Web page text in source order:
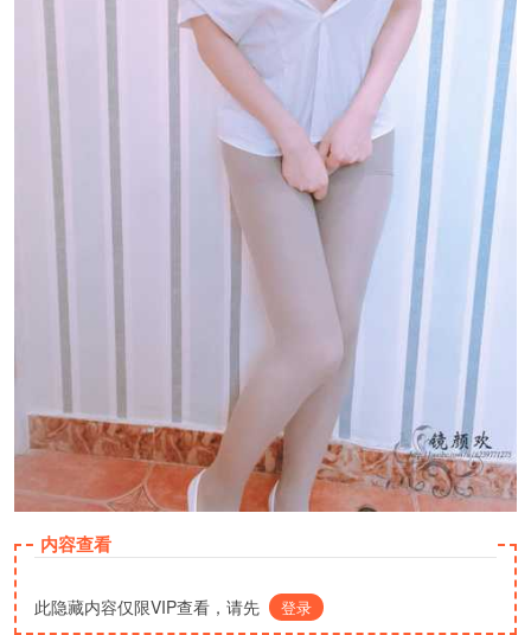
内容查看
此隐藏内容仅限VIP查看，请先 登录